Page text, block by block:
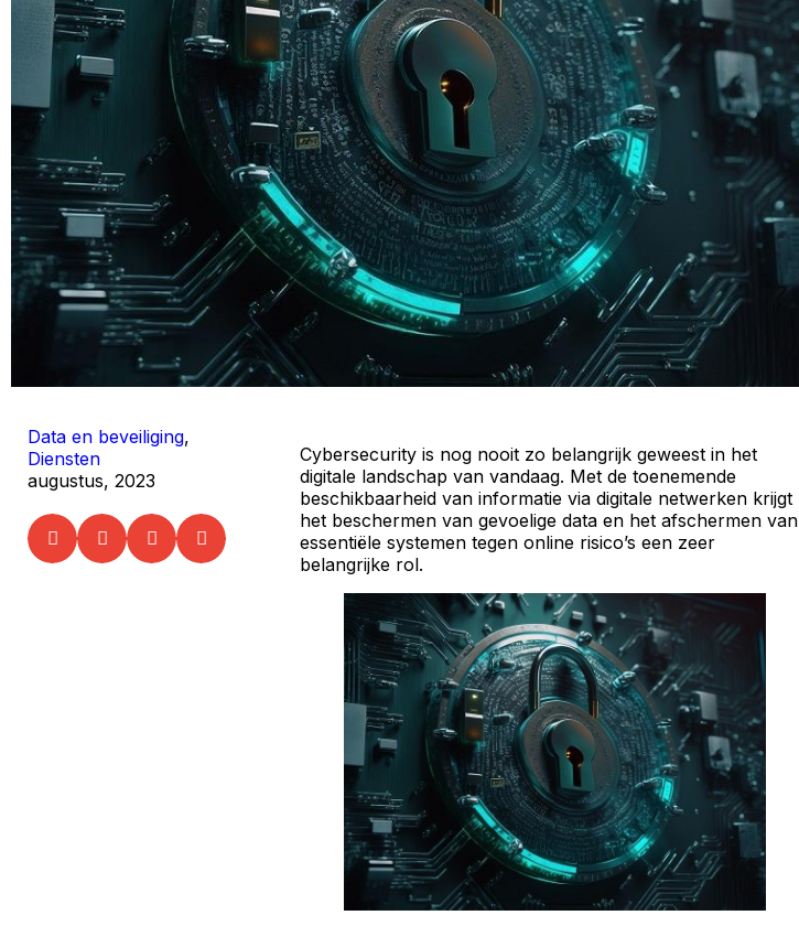
Data en beveiliging,
Diensten
augustus, 2023
Cybersecurity is nog nooit zo belangrijk geweest in het
digitale landschap van vandaag. Met de toenemende
beschikbaarheid van informatie via digitale netwerken krijgt
het beschermen van gevoelige data en het afschermen van
essentiële systemen tegen online risico’s een zeer
belangrijke rol.